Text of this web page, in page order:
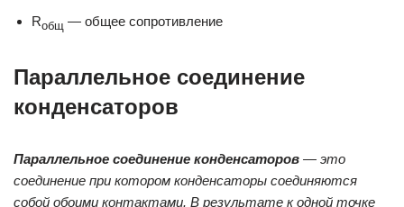
Rобщ — общее сопротивление
Параллельное соединение
конденсаторов
Параллельное соединение конденсаторов — это
соединение при котором конденсаторы соединяются
собой обоими контактами. В результате к одной точке